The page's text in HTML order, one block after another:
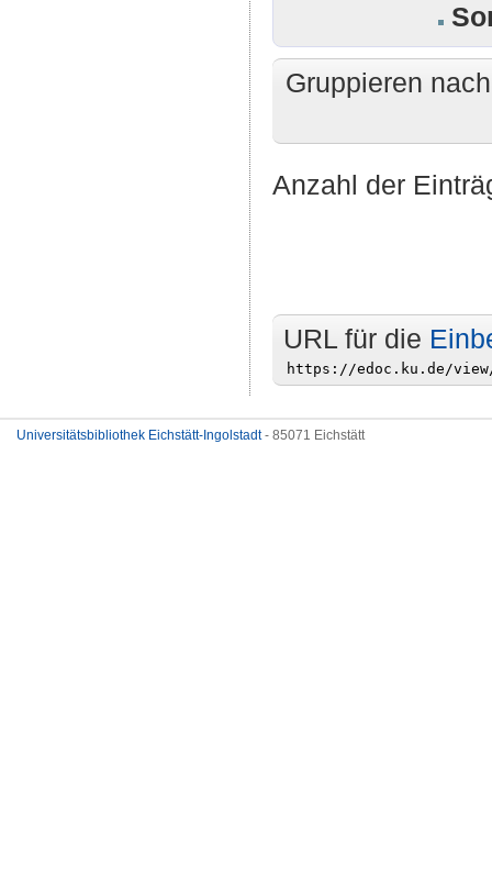
Gruppieren
Anzahl der
URL für die
Universitätsbibliothek Eichstätt-Ingolstadt- 85071 Eichstätt